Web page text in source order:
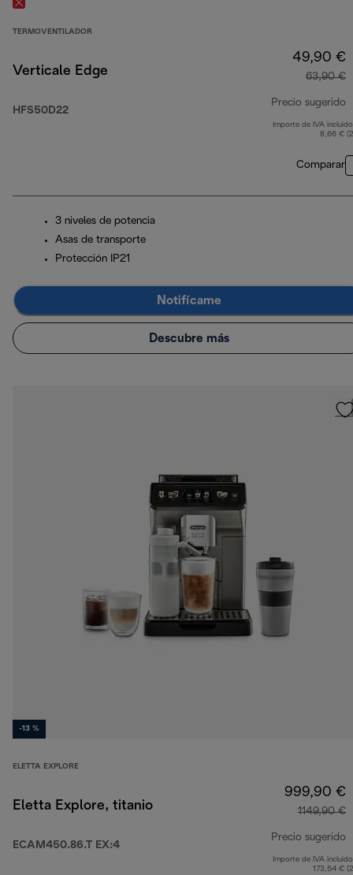
TERMOVENTILADOR
Verticale Edge
HFS50D22
49,90 €
63,90 €
Precio sugerido
Importe de IVA
8,66 €
Comparar
3 niveles de potencia
Asas de transporte
Protección IP21
Notifícame
Descubre más
-13 %
ELETTA EXPLORE
Eletta Explore, titanio
ECAM450.86.T EX:4
999,90 €
1149,90 €
Precio sugerido
Importe de IVA
173,54 €